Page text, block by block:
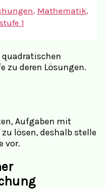
, Mathematik,
1
zu deren Lösungen.
Aufgaben mit
lösen, deshalb stelle
vor.